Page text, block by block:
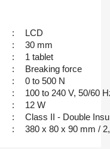
:
LCD
:
30 mm
:
1 tablet
:
Breaking force
:
0 to 500 N
:
100 to 240 V, 50/60
:
12 W
:
Class II - Double
: 380 x 80 x 90 mm /